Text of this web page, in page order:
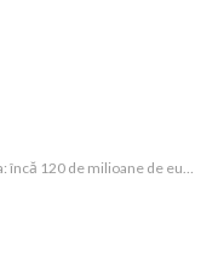
euro pentru consolidarea securității în 2026